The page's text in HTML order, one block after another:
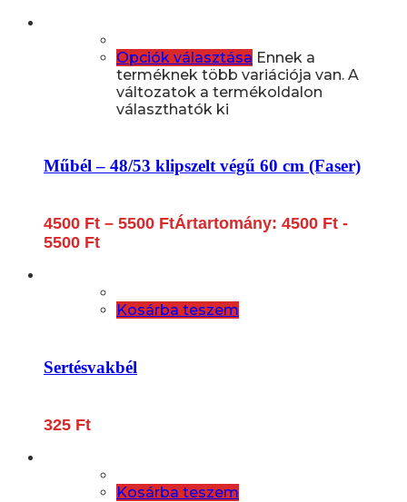
Opciók választása Ennek a
terméknek több variációja van. A
változatok a termékoldalon
választhatók ki
Műbél – 48/53 klipszelt végű 60 cm (Faser)
4500 Ft – 5500 FtÁrtartomány: 4500 Ft -
5500 Ft
Kosárba teszem
Sertésvakbél
325 Ft
Kosárba teszem